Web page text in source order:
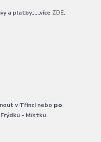
a platby......více ZDE.
v Třinci nebo po
- Místku.